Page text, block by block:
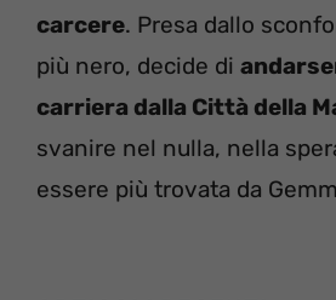
carcere. Presa dallo
più nero, decide di
carriera dalla Città della
svanire nel nulla, nella
essere più trovata da